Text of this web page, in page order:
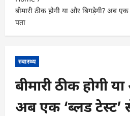
बीमारी ठीक होगी या और बिगड़ेगी? अब
पता
स्वास्थ्य
बीमारी ठीक होगी
अब एक ‘ब्लड टेस्ट’